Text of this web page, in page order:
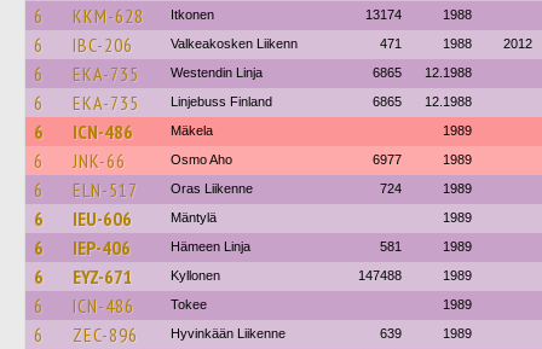
6 KKM-628 Itkonen 13174 1988
6 IBC-206 Valkeakosken Liikenn 471 1988 2012
6 EKA-735 Westendin Linja 6865 12.1988
6 EKA-735 Linjebuss Finland 6865 12.1988
6 ICN-486 Mäkela 1989
6 JNK-66 Osmo Aho 6977 1989
6 ELN-517 Oras Liikenne 724 1989
6 IEU-606 Mäntylä 1989
6 IEP-406 Hämeen Linja 581 1989
6 EYZ-671 Kyllonen 147488 1989
6 ICN-486 Tokee 1989
6 ZEC-896 Hyvinkään Liikenne 639 1989